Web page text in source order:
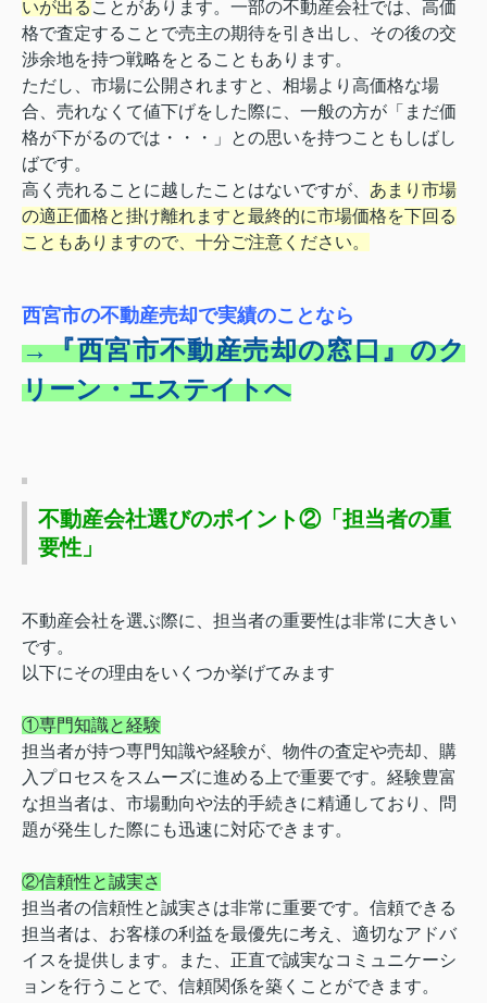
いが出る ことがあります。一部の不動産会社では、高価
格で査定することで売主の期待を引き出し、その後の交
渉余地を持つ戦略をとることもあります。
ただし、市場に公開されますと、相場より高価格な場
合、売れなくて値下げをした際に、一般の方が「まだ価
格が下がるのでは・・・」との思いを持つこともしばし
ばです。
高く売れることに越したことはないですが、 あまり市場
の適正価格と掛け離れますと最終的に市場価格を下回る
こともありますので、十分ご注意ください。
西宮市の不動産売却で実績のことなら
→『西宮市不動産売却の窓口』のク
リーン・エステイトへ
不動産会社選びのポイント②「担当者の重
要性」
不動産会社を選ぶ際に、担当者の重要性は非常に大きい
です。
以下にその理由をいくつか挙げてみます
①専門知識と経験
担当者が持つ専門知識や経験が、物件の査定や売却、購
入プロセスをスムーズに進める上で重要です。経験豊富
な担当者は、市場動向や法的手続きに精通しており、問
題が発生した際にも迅速に対応できます。
②信頼性と誠実さ
担当者の信頼性と誠実さは非常に重要です。信頼できる
担当者は、お客様の利益を最優先に考え、適切なアドバ
イスを提供します。また、正直で誠実なコミュニケーシ
ョンを行うことで、信頼関係を築くことができます。